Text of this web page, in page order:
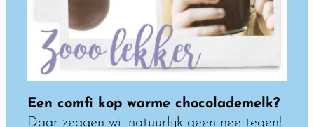
Een comfi kop warme chocolademelk?
Daar zeggen wij natuurlijk geen nee tegen!